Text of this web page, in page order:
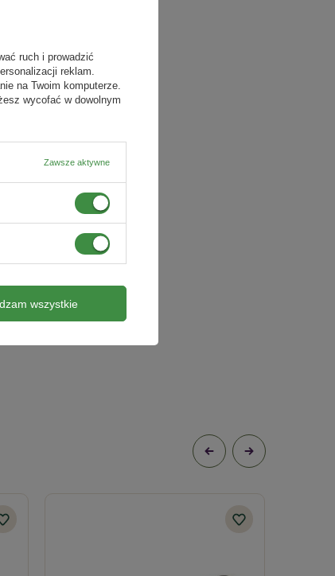
ruch i prowadzić
reklam.
na Twoim komputerze.
wycofać w dowolnym
Zawsze aktywne
wszystkie